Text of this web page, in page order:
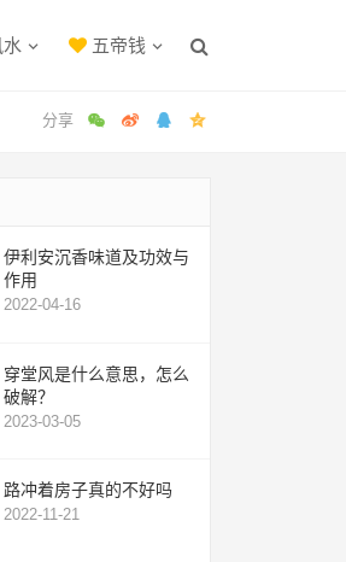
五帝钱
伊利安沉香味道及功效与
作用
2022-04-16
穿堂风是什么意思，怎么
破解？
2023-03-05
路冲着房子真的不好吗
2022-11-21